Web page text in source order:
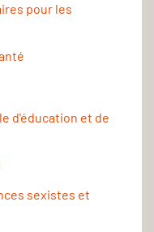
pour les
d'éducation et de
sexistes et